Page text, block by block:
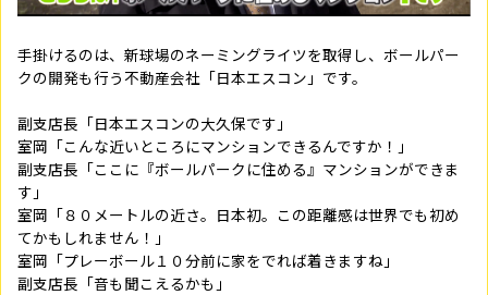
手掛けるのは、新球場のネーミングライツを取得し、ボールパー
クの開発も行う不動産会社「日本エスコン」です。
副支店長「日本エスコンの大久保です」
室岡「こんな近いところにマンションできるんですか！」
副支店長「ここに『ボールパークに住める』マンションができま
す」
室岡「８０メートルの近さ。日本初。この距離感は世界でも初め
てかもしれません！」
室岡「プレーボール１０分前に家をでれば着きますね」
副支店長「音も聞こえるかも」